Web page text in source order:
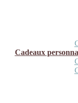
Cadeaux